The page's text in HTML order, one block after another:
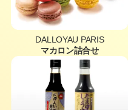
DALLOYAU PARIS
マカロン詰合せ